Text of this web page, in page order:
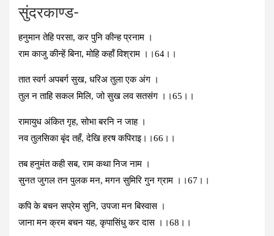
सुंदरकाण्‍ड-
हनुमान तेहि परसा, कर पुनि कीन्‍ह प्रनाम ।
राम काजु कीन्‍हें बिना, मोहि कहॉं विश्राम ।।64।।
तात स्‍वर्ग अपबर्ग सुख, धरिअ तुला एक अंग ।
तुल न ताहि सकल मिलि, जो सुख लव सतसंग ।।65।।
रामायुध अंकित गृह, सोभा बरनि न जाह ।
नव तुलसिका बृंद तहँ, देखि हरष कपिराइ।।66।।
तब हनुमंत कही सब, राम कथा निज नाम ।
सुनत जुगल तन पुलक मन, मगन सुमिरि गुन ग्राम ।।67।।
कपि के बचन सप्रेम सुनि, उपजा मन बिस्‍वास ।
जाना मन क्रम बचन यह, कृपासिंधु कर दास ।।68।।